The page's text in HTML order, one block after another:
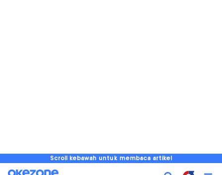
Scroll kebawah untuk membaca artikel